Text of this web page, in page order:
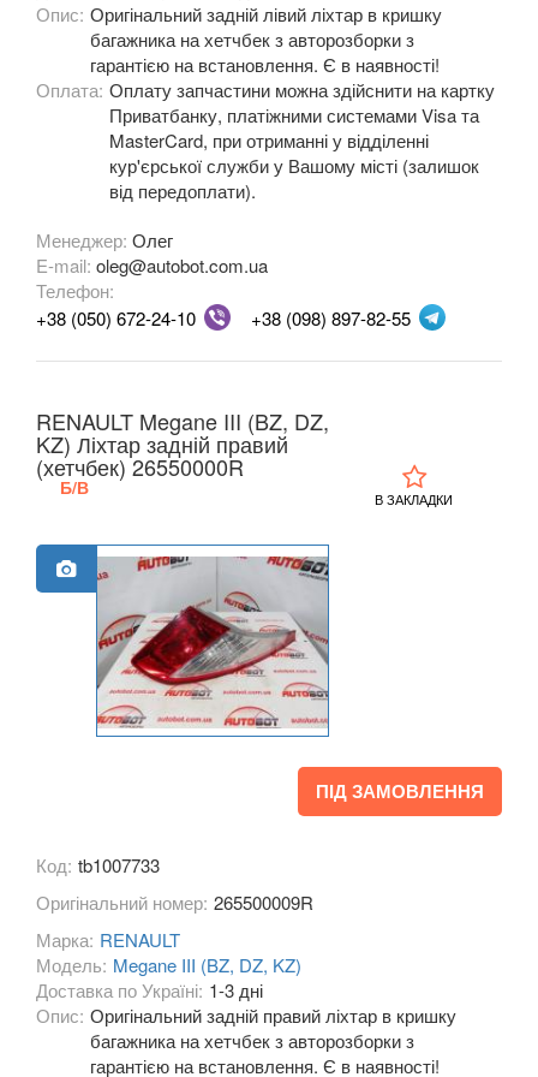
OPEL
PEUGEOT keyboard_arrow_down
PORSCHE
RENAULT
Captur (J5)
Clio III (BR, CR, KR)
Fluence (L3, B3)
Espace IV (JK0)
Grand Espace IV (JK0)
Espace V
Kadjar
Kangoo II (FW, KW)
Koleos I (HY0)
Laguna III (BT, DT, KT)
Latitude (L7)
Master III (HD, FD, JD)
Megane II (BM, CM, KM, LM, EM)
Опис: Оригінальний задній лівий ліхтар в кришку
багажника на хетчбек з авторозборки з
гарантією на встановлення. Є в наявності!
Оплата: Оплату запчастини можна здійснити на картку
Приватбанку, платіжними системами Visa та
MasterCard, при отриманні у відділенні
кур'єрської служби у Вашому місті (залишок
від передоплати).
Менеджер: Олег
E-mail: oleg@autobot.com.ua
Телефон:
+38 (050) 672-24-10
+38 (098) 897-82-55
RENAULT Megane III (BZ, DZ,
KZ) Ліхтар задній правий
(хетчбек) 26550000R
Б/В
ПІД ЗАМОВЛЕННЯ
В ЗАКЛАДКИ
Код: tb1007733
Оригінальний номер: 265500009R
Марка: RENAULT
Модель: Megane III (BZ, DZ, KZ)
Доставка по Україні: 1-3 дні
Опис: Оригінальний задній правий ліхтар в кришку
багажника на хетчбек з авторозборки з
гарантією на встановлення. Є в наявності!